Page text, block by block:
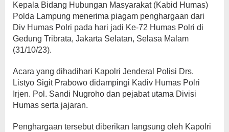
Kepala Bidang Hubungan Masyarakat (Kabid Humas)
Polda Lampung menerima piagam penghargaan dari
Div Humas Polri pada hari jadi Ke-72 Humas Polri di
Gedung Tribrata, Jakarta Selatan, Selasa Malam
(31/10/23).
Acara yang dihadihari Kapolri Jenderal Polisi Drs.
Listyo Sigit Prabowo didampingi Kadiv Humas Polri
Irjen. Pol. Sandi Nugroho dan pejabat utama Divisi
Humas serta jajaran.
Penghargaan tersebut diberikan langsung oleh Kapolri